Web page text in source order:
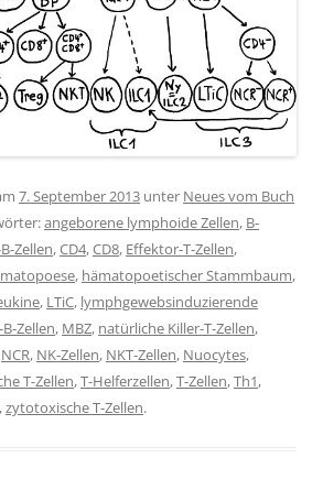
7. September 2013 unter Neues vom Buch
angeborene lymphoide Zellen, B-
Zellen,CD4,CD8, Effektor-T-Zellen,
, hämatopoetischer Stammbaum,
, LTiC, lymphgewebsinduzierende
Zellen, MBZ, natürliche Killer-T-Zellen,
NCR, NK-Zellen, NKT-Zellen, Nuocytes,
T-Zellen,T-Helferzellen,T-Zellen,Th1,
,zytotoxische T-Zellen.